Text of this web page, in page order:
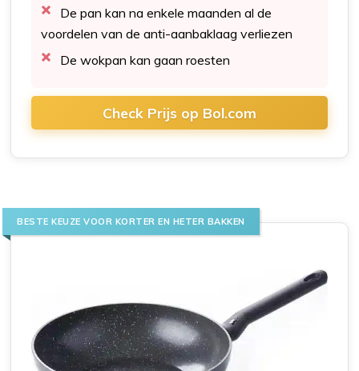
De pan kan na enkele maanden al de
voordelen van de anti-aanbaklaag verliezen
De wokpan kan gaan roesten
Check Prijs op Bol.com
BESTE KEUZE VOOR KORTER EN HETER BAKKEN